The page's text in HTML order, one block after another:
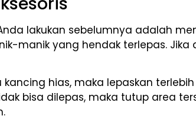
lakukan sebelumnya adalah
manik yang hendak terlepas. Jika
hias, maka lepaskan
bisa dilepas, maka tutup area